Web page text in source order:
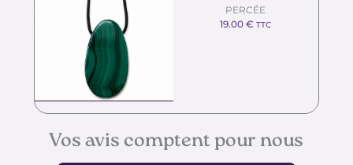
PERCÉE
19.00€ TTC
Vos avis comptent pour nous